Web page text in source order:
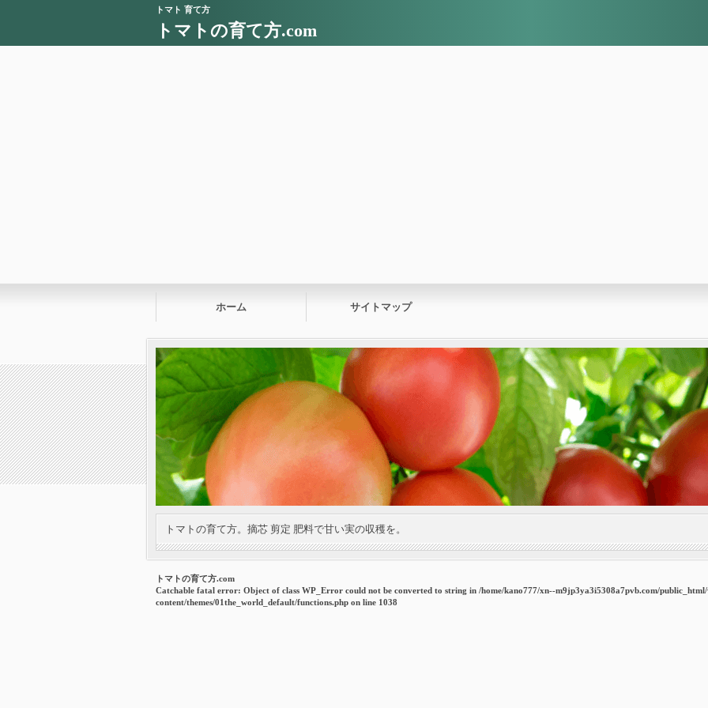
トマト 育て方
トマトの育て方.com
ホーム サイトマップ
トマトの育て方。摘芯 剪定 肥料で甘い実の収穫を。
トマトの育て方.com
Catchable fatal error: Object of class WP_Error could not be converted to string in /home/kano777/xn--m9jp3ya3i5308a7pvb.com/
content/themes/01the_world_default/functions.php on line 1038